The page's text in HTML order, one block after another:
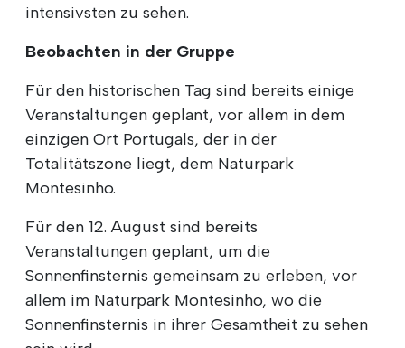
intensivsten zu sehen.
Beobachten in der Gruppe
Für den historischen Tag sind bereits einige
Veranstaltungen geplant, vor allem in dem
einzigen Ort Portugals, der in der
Totalitätszone liegt, dem Naturpark
Montesinho.
Für den 12. August sind bereits
Veranstaltungen geplant, um die
Sonnenfinsternis gemeinsam zu erleben, vor
allem im Naturpark Montesinho, wo die
Sonnenfinsternis in ihrer Gesamtheit zu sehen